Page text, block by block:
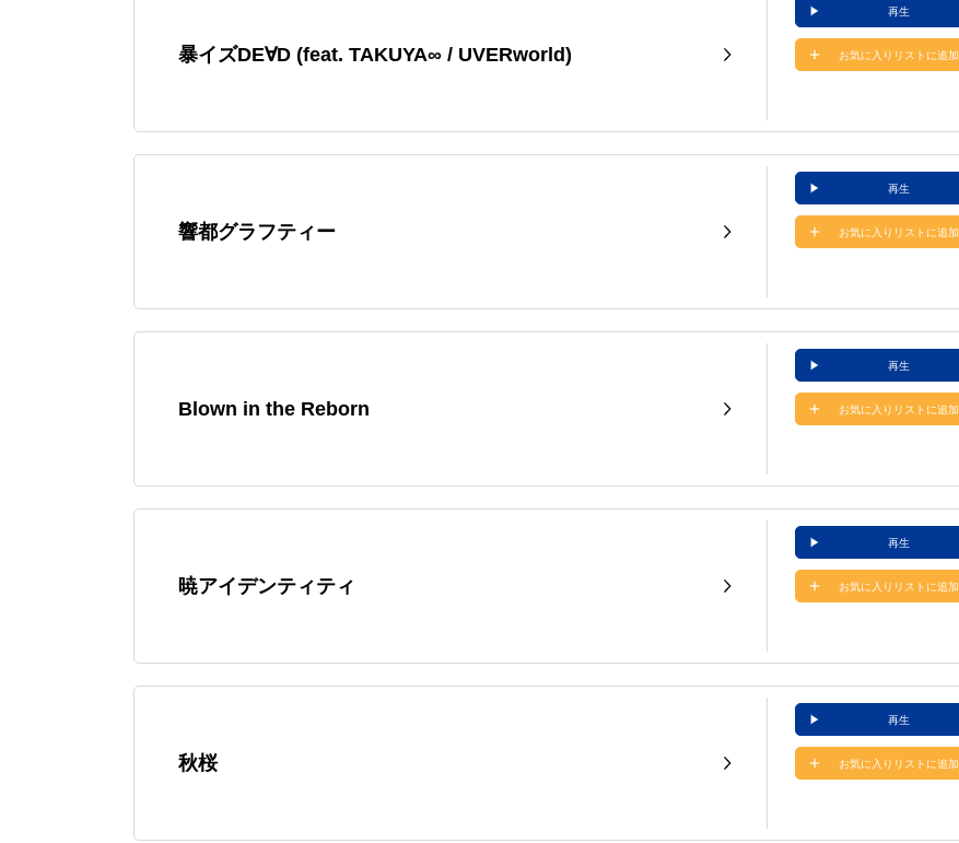
暴イズDE∀D (feat. TAKUYA∞ / UVERworld)
再生
お気に入りリストに追加
響都グラフティー
再生
お気に入りリストに追加
Blown in the Reborn
再生
お気に入りリストに追加
暁アイデンティティ
再生
お気に入りリストに追加
秋桜
再生
お気に入りリストに追加